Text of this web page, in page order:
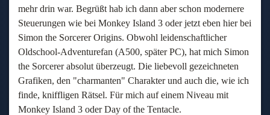
mehr drin war. Begrüßt hab ich dann aber schon modernere
Steuerungen wie bei Monkey Island 3 oder jetzt eben hier bei
Simon the Sorcerer Origins. Obwohl leidenschaftlicher
Oldschool-Adventurefan (A500, später PC), hat mich Simon
the Sorcerer absolut überzeugt. Die liebevoll gezeichneten
Grafiken, den "charmanten" Charakter und auch die, wie ich
finde, kniffligen Rätsel. Für mich auf einem Niveau mit
Monkey Island 3 oder Day of the Tentacle.